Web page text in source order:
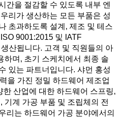
간을 절감할 수 있도록 내부 엔
리가 생산하는 모든 부품은 성
초과하도록 설계, 제조 및 테스
9001:2015 및 IATF
산됩니다. 고객 및 직원들의 아
하며, 초기 스케치에서 최종 솔
있는 파트너입니다. 샤먼 홍성
을 가진 정밀 하드웨어 제조업
한 산업에 대한 하드웨어 스프링,
기계 가공 부품 및 조립체의 전
리는 하드웨어 가공 분야에서의